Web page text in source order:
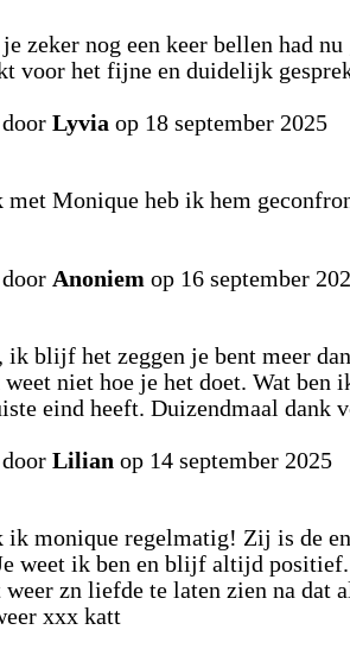
zeker nog een keer bellen had
voor het fijne en duidelijk
Lyvia op 18 september 2025
met Monique heb ik hem
Anoniem op 16 september
blijf het zeggen je bent meer
niet hoe je het doet. Wat ben
eind heeft. Duizendmaal
Lilian op 14 september 2025
ik monique regelmatig! Zij is de
weet ik ben en blijf altijd
zn liefde te laten zien na dat
xxx katt